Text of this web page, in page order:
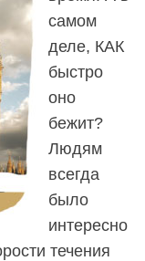
самом
деле, КАК
быстро
оно
бежит?
Людям
всегда
было
интересно
течения